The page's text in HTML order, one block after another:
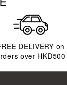
DELIVERY on
over HKD500